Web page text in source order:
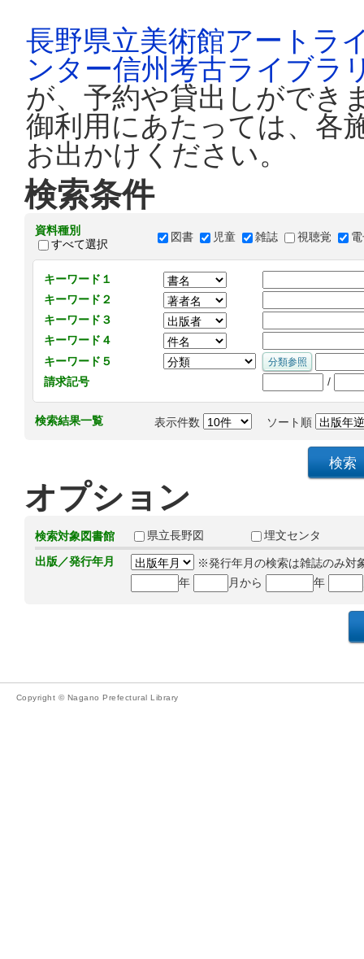
長野県立美術館アートラ
ンター信州考古ライブラ
が、予約や貸出しができ
御利用にあたっては、各
お出かけください。
検索条件
資料種別
すべて選択
図書 児童 雑誌 視聴覚
キーワード１
キーワード２
キーワード３
キーワード４
キーワード５
請求記号
/
検索結果一覧 表示件数 ソート順
オプション
検索対象図書館 県立長野図
埋文センタ
出版／発行年月
※発行年月の検索は雑誌のみ対
年
月から 年
Copyright © Nagano Prefectural Library